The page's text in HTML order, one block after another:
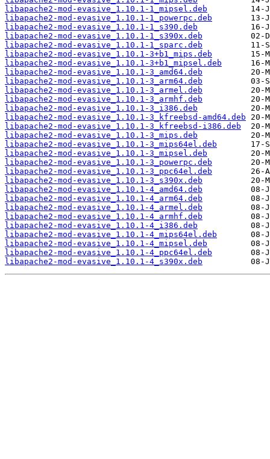
libapache2-mod-evasive_1.10.1-1_mipsel.deb
libapache2-mod-evasive_1.10.1-1_powerpc.deb
libapache2-mod-evasive_1.10.1-1_s390.deb
libapache2-mod-evasive_1.10.1-1_s390x.deb
libapache2-mod-evasive_1.10.1-1_sparc.deb
libapache2-mod-evasive_1.10.1-3+b1_mips.deb
libapache2-mod-evasive_1.10.1-3+b1_mipsel.deb
libapache2-mod-evasive_1.10.1-3_amd64.deb
libapache2-mod-evasive_1.10.1-3_arm64.deb
libapache2-mod-evasive_1.10.1-3_armel.deb
libapache2-mod-evasive_1.10.1-3_armhf.deb
libapache2-mod-evasive_1.10.1-3_i386.deb
libapache2-mod-evasive_1.10.1-3_kfreebsd-amd64.deb
libapache2-mod-evasive_1.10.1-3_kfreebsd-i386.deb
libapache2-mod-evasive_1.10.1-3_mips.deb
libapache2-mod-evasive_1.10.1-3_mips64el.deb
libapache2-mod-evasive_1.10.1-3_mipsel.deb
libapache2-mod-evasive_1.10.1-3_powerpc.deb
libapache2-mod-evasive_1.10.1-3_ppc64el.deb
libapache2-mod-evasive_1.10.1-3_s390x.deb
libapache2-mod-evasive_1.10.1-4_amd64.deb
libapache2-mod-evasive_1.10.1-4_arm64.deb
libapache2-mod-evasive_1.10.1-4_armel.deb
libapache2-mod-evasive_1.10.1-4_armhf.deb
libapache2-mod-evasive_1.10.1-4_i386.deb
libapache2-mod-evasive_1.10.1-4_mips64el.deb
libapache2-mod-evasive_1.10.1-4_mipsel.deb
libapache2-mod-evasive_1.10.1-4_ppc64el.deb
libapache2-mod-evasive_1.10.1-4_s390x.deb